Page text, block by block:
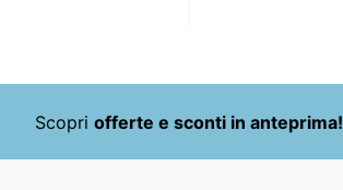
Scopri offerte e sconti in anteprima!